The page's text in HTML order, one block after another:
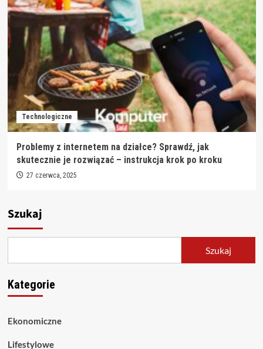
Technologiczne
Problemy z internetem na działce? Sprawdź, jak
skutecznie je rozwiązać – instrukcja krok po kroku
27 czerwca, 2025
Szukaj
Szukaj
Kategorie
Ekonomiczne
Lifestylowe